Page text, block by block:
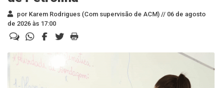
por Karem Rodrigues (Com supervisão de ACM) // 06 de agosto
de 2026 às 17:00